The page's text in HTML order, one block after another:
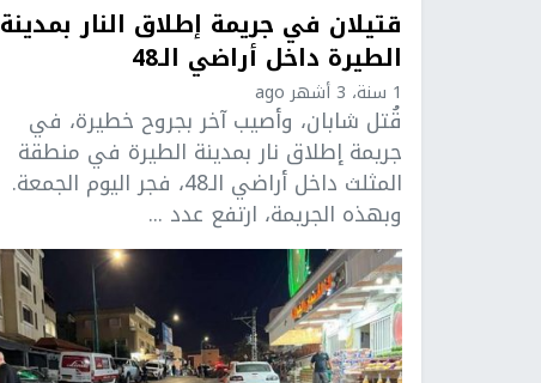
قتيلان في جريمة إطلاق النار بمدينة
الطيرة داخل أراضي الـ48
1 سنة، 3 أشهر ago
قُتل شابان، وأصيب آخر بجروح خطيرة، في
جريمة إطلاق نار بمدينة الطيرة في منطقة
المثلث داخل أراضي الـ48، فجر اليوم الجمعة.
وبهذه الجريمة، ارتفع عدد ...